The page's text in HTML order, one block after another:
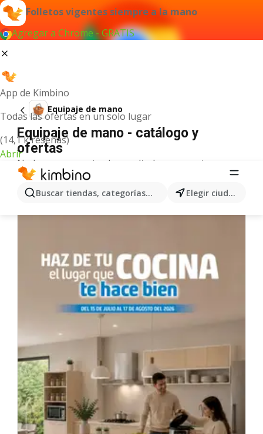
Folletos vigentes siempre a la mano
Agregar a Chrome - GRATIS
App de Kimbino
Todas las ofertas en un solo lugar
(14,1 k reseñas)
Abrir
Buscar tiendas, categorías, productos... Elegir ciudad
Equipaje de mano
Equipaje de mano - catálogo y
ofertas
No hemos encontrado resultados para este
término.
Más ofertas en la categoría